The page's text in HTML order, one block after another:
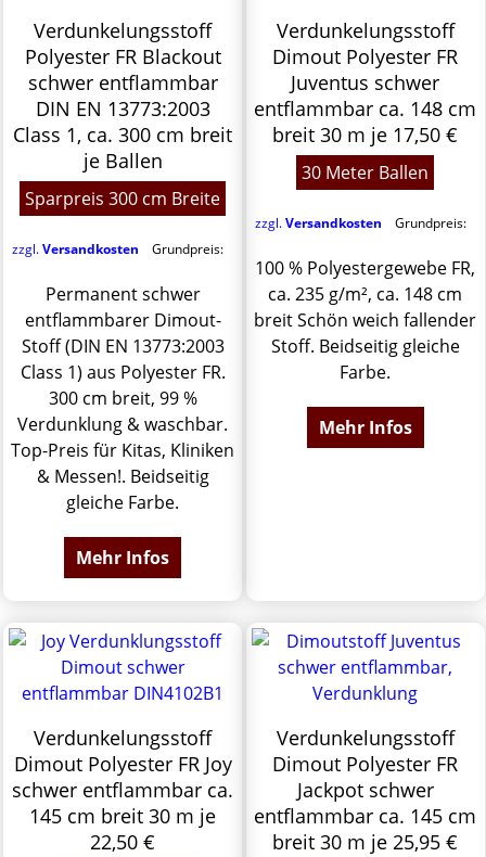
Verdunkelungsstoff
Polyester FR Blackout
schwer entflammbar
DIN EN 13773:2003
Class 1, ca. 300 cm breit
je Ballen
Sparpreis 300 cm Breite
zzgl.Versandkosten Grundpreis:
Permanent schwer
entflammbarer Dimout-
Stoff (DIN EN 13773:2003
Class 1) aus Polyester FR.
300 cm breit, 99 %
Verdunklung & waschbar.
Top-Preis für Kitas, Kliniken
& Messen!. Beidseitig
gleiche Farbe.
Mehr Infos
Verdunkelungsstoff
Dimout Polyester FR
Juventus schwer
entflammbar ca. 148 cm
breit 30 m je 17,50 €
30 Meter Ballen
zzgl.Versandkosten Grundpreis:
100 % Polyestergewebe FR,
ca. 235 g/m², ca. 148 cm
breit Schön weich fallender
Stoff. Beidseitig gleiche
Farbe.
Mehr Infos
Verdunkelungsstoff
Dimout Polyester FR Joy
schwer entflammbar ca.
145 cm breit 30 m je
22,50 €
Verdunkelungsstoff
Dimout Polyester FR
Jackpot schwer
entflammbar ca. 145 cm
breit 30 m je 25,95 €